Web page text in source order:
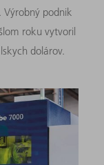
Výrobný podnik
roku vytvoril
dolárov.